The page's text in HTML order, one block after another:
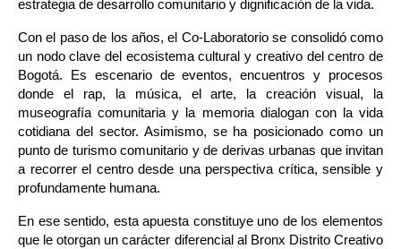
estrategia de desarrollo comunitario y dignificación de la vida.
Con el paso de los años, el Co-Laboratorio se consolidó como
un nodo clave del ecosistema cultural y creativo del centro de
Bogotá. Es escenario de eventos, encuentros y procesos
donde el rap, la música, el arte, la creación visual, la
museografía comunitaria y la memoria dialogan con la vida
cotidiana del sector. Asimismo, se ha posicionado como un
punto de turismo comunitario y de derivas urbanas que invitan
a recorrer el centro desde una perspectiva crítica, sensible y
profundamente humana.
En ese sentido, esta apuesta constituye uno de los elementos
que le otorgan un carácter diferencial al Bronx Distrito Creativo